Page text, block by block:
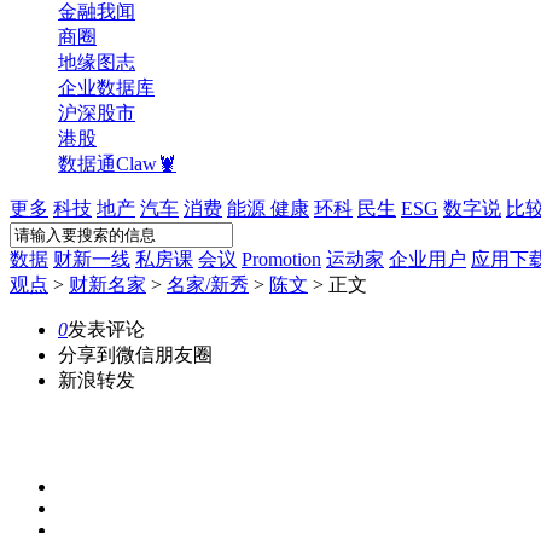
金融我闻
商圈
地缘图志
企业数据库
沪深股市
港股
数据通Claw🦞
更多 科技 地产 汽车 消费 能源 健康 环科 民生 ESG 数字说 比
数据 财新一线 私房课 会议 Promotion 运动家 企业用户 应用下
观点 > 财新名家 > 名家/新秀 > 陈文 > 正文
0发表评论
分享到微信朋友圈
新浪转发